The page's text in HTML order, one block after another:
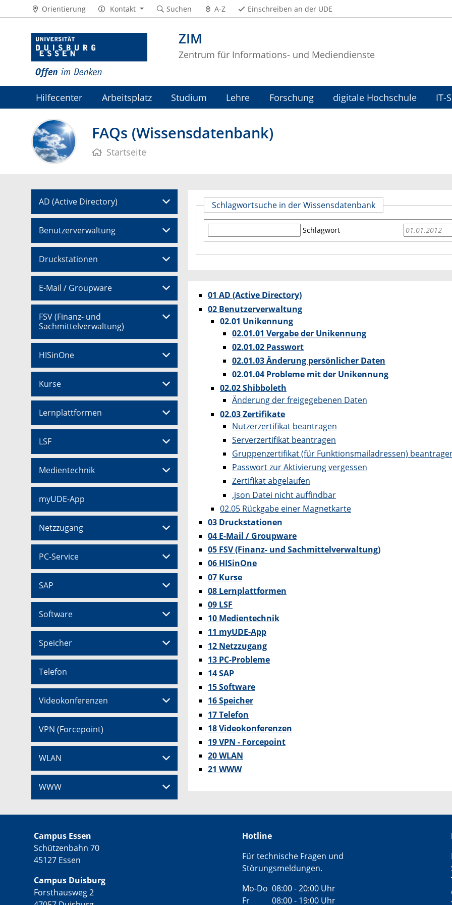
ZIM
Zentrum für Informations- und Mediendienste
Orientierung Kontakt Suchen A-Z Einschreiben an der UDE
Hilfecenter Arbeitsplatz Studium Lehre Forschung digitale Hochschule
IT-
ZIM-Intranet
FAQs (Wissensdatenbank)
Startseite
AD (Active Directory)
Benutzerverwaltung
Druckstationen
E-Mail / Groupware
FSV (Finanz- und
Sachmittelverwaltung)
HISinOne
Kurse
Lernplattformen
LSF
Medientechnik
myUDE-App
Netzzugang
PC-Service
SAP
Software
Speicher
Telefon
Videokonferenzen
VPN (Forcepoint)
WLAN
WWW
Schlagwortsuche in der Wissensdatenbank
Schlagwort
01 AD (Active Directory)
02 Benutzerverwaltung
02.01 Unikennung
02.01.01 Vergabe der Unikennung
02.01.02 Passwort
02.01.03 Änderung persönlicher Daten
02.01.04 Probleme mit der Unikennung
02.02 Shibboleth
Änderung der freigegebenen Daten
02.03 Zertifikate
Nutzerzertifikat beantragen
Serverzertifikat beantragen
Gruppenzertifikat (für Funktionsmailadressen)
Passwort zur Aktivierung vergessen
Zertifikat abgelaufen
.json Datei nicht auffindbar
02.05 Rückgabe einer Magnetkarte
03 Druckstationen
04 E-Mail / Groupware
05 FSV (Finanz- und Sachmittelverwaltung)
06 HISinOne
07 Kurse
08 Lernplattformen
09 LSF
10 Medientechnik
11 myUDE-App
12 Netzzugang
13 PC-Probleme
14 SAP
15 Software
16 Speicher
17 Telefon
18 Videokonferenzen
19 VPN - Forcepoint
20 WLAN
21 WWW
Campus Essen
Schützenbahn 70
45127 Essen
Campus Duisburg
Forsthausweg 2
Hotline
Für technische Fragen und
Störungsmeldungen.
Mo-Do 08:00 - 20:00 Uhr
Fr 08:00 - 19:00 Uhr